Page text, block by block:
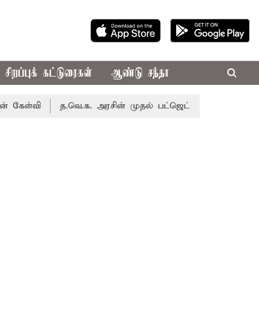
சிறப்புக் கட்டுரைகள் ஆண்டு சந்தா
த.வெ.க. அரசின் முதல் பட்ஜெட்: மாற்றமா?, தடுமாற்றமா?